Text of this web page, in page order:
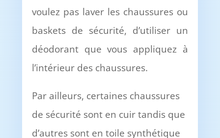
voulez pas laver les chaussures ou
baskets de sécurité, d’utiliser un
déodorant que vous appliquez à
l’intérieur des chaussures.
Par ailleurs, certaines chaussures
de sécurité sont en cuir tandis que
d’autres sont en toile synthétique